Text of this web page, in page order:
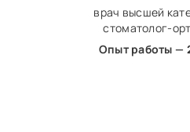
врач высшей
Опыт работы —